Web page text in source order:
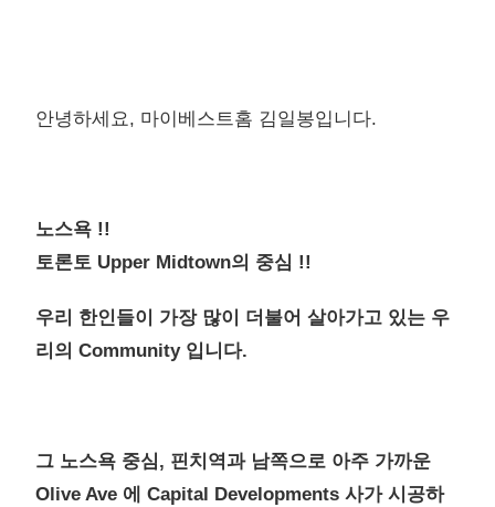
안녕하세요, 마이베스트홈 김일봉입니다.
노스욕 !!
토론토 Upper Midtown의 중심 !!
우리 한인들이 가장 많이 더불어 살아가고 있는 우
리의 Community 입니다.
그 노스욕 중심, 핀치역과 남쪽으로 아주 가까운
Olive Ave 에 Capital Developments 사가 시공하